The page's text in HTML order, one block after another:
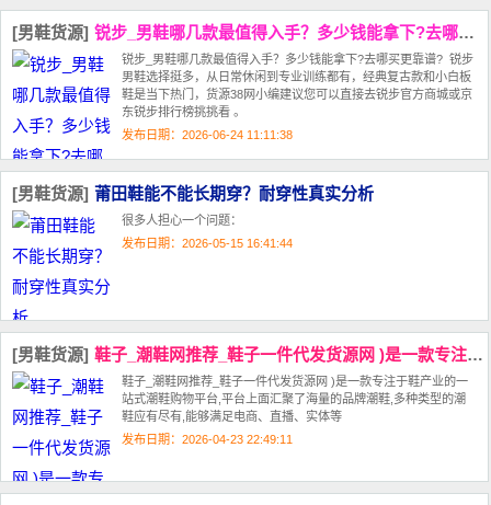
[男鞋货源] 锐步_男鞋哪几款最值得入手？多少钱能拿下?去哪买更靠谱?
锐步_男鞋哪几款最值得入手？多少钱能拿下?去哪买更靠谱? 锐步
男鞋‌选择挺多，从日常休闲到专业训练都有，‌经典复古款和小白板
鞋‌是当下热门，货源38网小编建议您可以直接去锐步官方商城或京
东锐步排行榜挑挑看 。‌‌
发布日期：2026-06-24 11:11:38
[男鞋货源] 莆田鞋能不能长期穿？耐穿性真实分析
很多人担心一个问题：
发布日期：2026-05-15 16:41:44
[男鞋货源] 鞋子_潮鞋网推荐_鞋子一件代发货源网 )是一款专注于鞋产业的一站式潮鞋购物
鞋子_潮鞋网推荐_鞋子一件代发货源网 )是一款专注于鞋产业的一
站式潮鞋购物平台,平台上面汇聚了海量的品牌潮鞋,多种类型的潮
鞋应有尽有,能够满足电商、直播、实体等
发布日期：2026-04-23 22:49:11